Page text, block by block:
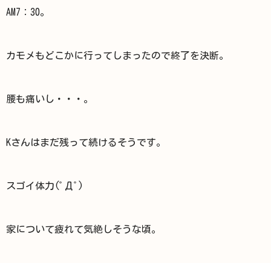
AM7：30。
カモメもどこかに行ってしまったので終了を決断。
腰も痛いし・・・。
Kさんはまだ残って続けるそうです。
スゴイ体力(ﾟДﾟ)
家について疲れて気絶しそうな頃。